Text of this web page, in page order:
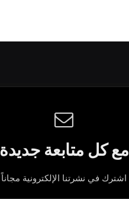
مع كل متابعة جديدة
اشترك في نشرتنا الإلكترونية مجاناً